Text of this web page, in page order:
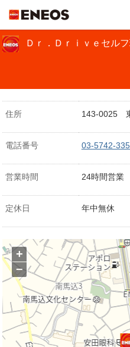
Ｄｒ．Ｄｒｉｖｅセル
住所 143-0025
電話番号 03-5742-
営業時間 24時間営業
定休日 年中無休
+
−